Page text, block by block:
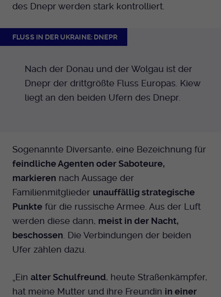
des Dnepr werden stark kontrolliert.
FLUSS IN DER UKRAINE: DNEPR
Nach der Donau und der Wolgau ist der
Dnepr der drittgrößte Fluss Europas. Kiew
liegt an den beiden Ufern des Dnepr.
Sogenannte Diversante, eine Bezeichnung für
feindliche Agenten oder Saboteure,
markieren nach Aussage der
Familienmitglieder unauffällig strategische
Punkte für die russische Armee. Aus der Luft
werden diese dann, meist in der Nacht,
beschossen . Die Verbindungen der beiden
Ufer zählen dazu.
„Ein alter Schulfreund, heute Straßenkämpfer,
hat meine Mutter und ihre Freundin in einer